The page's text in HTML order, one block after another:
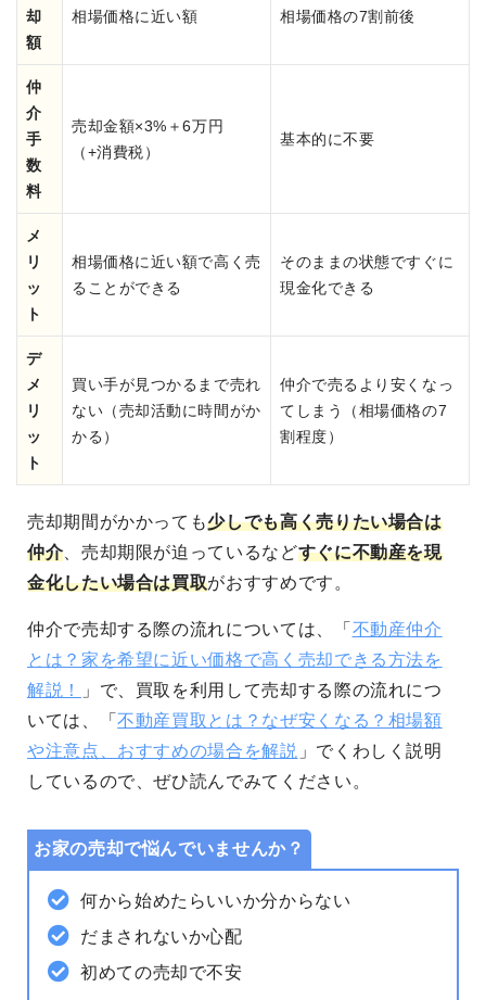
却
額
相場価格に近い額 相場価格の7割前後
仲
介
手
数
料
売却金額×3%＋6万円
（+消費税）
基本的に不要
メ
リ
ッ
ト
相場価格に近い額で高く売
ることができる
そのままの状態ですぐに
現金化できる
デ
メ
リ
ッ
ト
買い手が見つかるまで売れ
ない（売却活動に時間がか
かる）
仲介で売るより安くなっ
てしまう（相場価格の7
割程度）
売却期間がかかっても少しでも高く売りたい場合は
仲介、売却期限が迫っているなどすぐに不動産を現
金化したい場合は買取がおすすめです。
仲介で売却する際の流れについては、「 不動産仲介
とは？家を希望に近い価格で高く売却できる方法を
解説！
」で、 買取を利用して売却する際の流れにつ
いては、「不動産買取とは？なぜ安くなる？相場額
や注意点、おすすめの場合を解説 」でくわしく説明
しているので、ぜひ読んでみてください。
お家の売却で悩んでいませんか？
何から始めたらいいか分からない
だまされないか心配
初めての売却で不安